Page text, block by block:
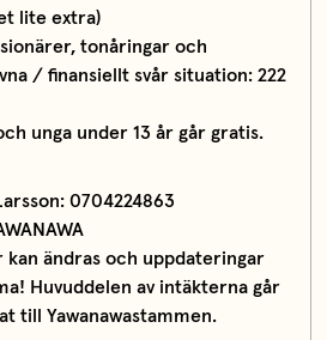
lite extra)
tonåringar och
/ finansiellt svår situation: 222
unga under 13 år går gratis.
0704224863
kan ändras och uppdateringar
Huvuddelen av intäkterna går
till Yawanawastammen.